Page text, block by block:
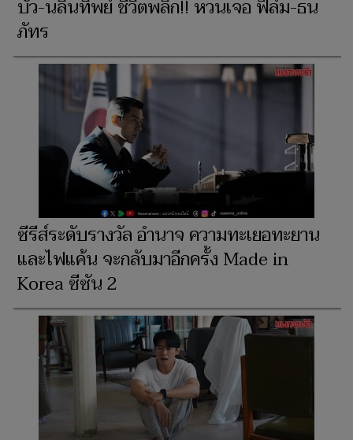
บัว-นลินทิพย์ ชีวิตพลิก!! หวนเจอ ฟิล์ม-ธน
ภัทร
ซีรีส์ระดับรางวัล อำนาจ ความทะเยอทะยาน
และไฟแค้น จะกลับมาอีกครั้ง Made in
Korea ซีซัน 2